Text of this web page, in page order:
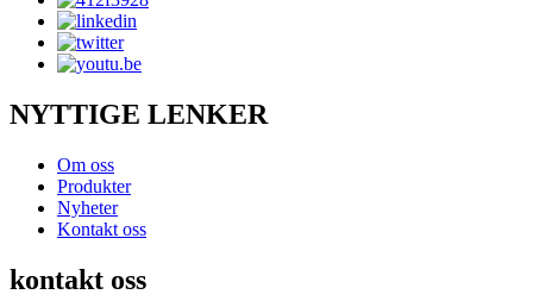
NYTTIGE LENKER
Om oss
Produkter
Nyheter
Kontakt oss
kontakt oss